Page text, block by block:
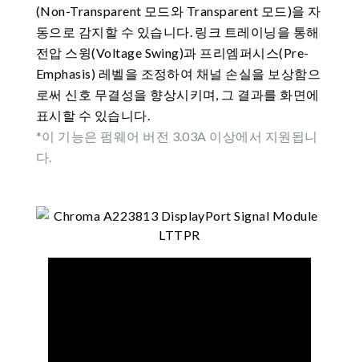
(Non-Transparent 모드와 Transparent 모드)을 자
동으로 감지할 수 있습니다. 링크 트레이닝을 통해
전압 스윙(Voltage Swing)과 프리엠퍼시스(Pre-
Emphasis) 레벨을 조정하여 채널 손실을 보상함으
로써 신호 무결성을 향상시키며, 그 결과를 화면에
표시할 수 있습니다.
*이 기능은 펌웨어 버전 3.03A 이상에서 지원됩니
다.